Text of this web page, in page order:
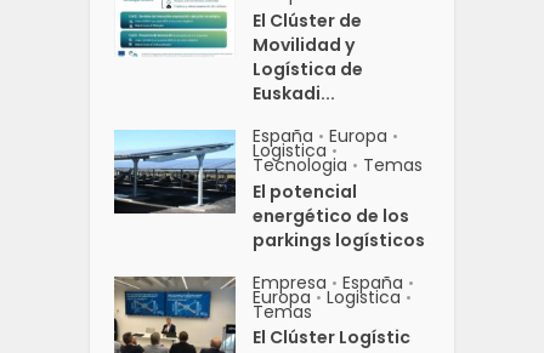
El Clúster de
Movilidad y
Logística de
Euskadi...
España • Europa •
Logistica •
Tecnologia • Temas
El potencial
energético de los
parkings logísticos
Empresa • España •
Europa • Logistica •
Temas
El Clúster Logístic